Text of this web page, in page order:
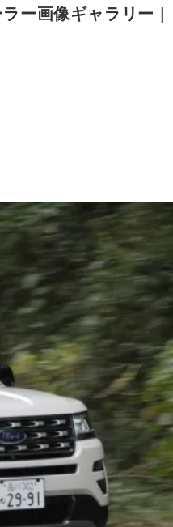
ー画像ギャラリー |